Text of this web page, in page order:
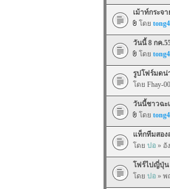
เม้าท์กระจ
โดย tong4
วันนี้ 8 กค
โดย tong4
รูปโฟร์มดน่
โดย Fhay-
วันนี้ชาวฉะ
โดย tong4
แท็กทีมสอ
โดย ปอ » อั
โฟร์ไปญี่ปุ่น
โดย ปอ » พ